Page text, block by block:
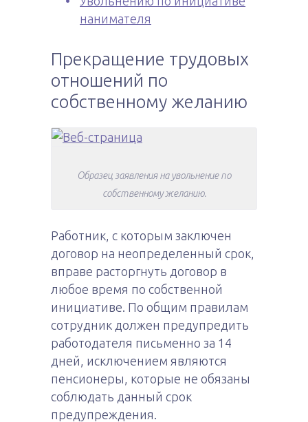
нанимателя
Прекращение трудовых
отношений по
собственному желанию
Образец заявления на увольнение по
собственному желанию.
Работник, с которым заключен
договор на неопределенный срок,
вправе расторгнуть договор в
любое время по собственной
инициативе. По общим правилам
сотрудник должен предупредить
работодателя письменно за 14
дней, исключением являются
пенсионеры, которые не обязаны
соблюдать данный срок
предупреждения.